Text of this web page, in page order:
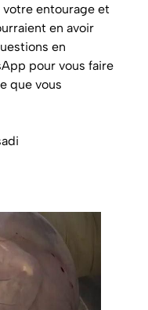
entourage et
en avoir
en
pour vous faire
que vous